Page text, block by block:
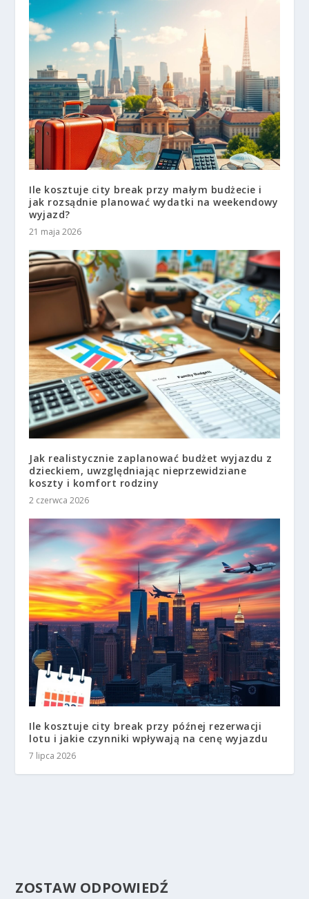
Ile kosztuje city break przy małym budżecie i
jak rozsądnie planować wydatki na weekendowy
wyjazd?
21 maja 2026
Jak realistycznie zaplanować budżet wyjazdu z
dzieckiem, uwzględniając nieprzewidziane
koszty i komfort rodziny
2 czerwca 2026
Ile kosztuje city break przy późnej rezerwacji
lotu i jakie czynniki wpływają na cenę wyjazdu
7 lipca 2026
ZOSTAW ODPOWIEDŹ